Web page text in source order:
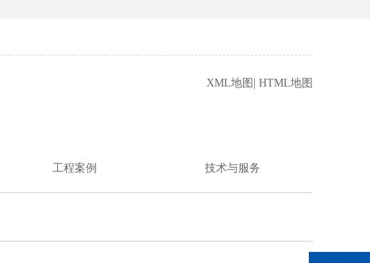
XML地图 HTML地图
工程案例 技术与服务